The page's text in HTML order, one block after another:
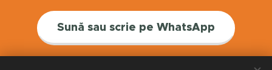
Sună sau scrie pe WhatsApp